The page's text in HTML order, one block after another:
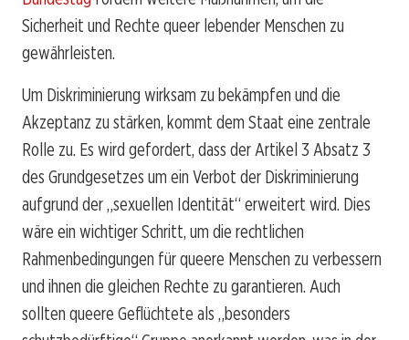
Sicherheit und Rechte queer lebender Menschen zu
gewährleisten.
Um Diskriminierung wirksam zu bekämpfen und die
Akzeptanz zu stärken, kommt dem Staat eine zentrale
Rolle zu. Es wird gefordert, dass der Artikel 3 Absatz 3
des Grundgesetzes um ein Verbot der Diskriminierung
aufgrund der „sexuellen Identität“ erweitert wird. Dies
wäre ein wichtiger Schritt, um die rechtlichen
Rahmenbedingungen für queere Menschen zu verbessern
und ihnen die gleichen Rechte zu garantieren. Auch
sollten queere Geflüchtete als „besonders